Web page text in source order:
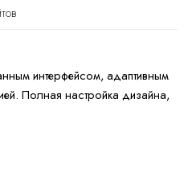
интерфейсом, адаптивным
Полная настройка дизайна,